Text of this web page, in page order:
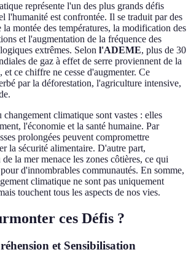
représente l'un des plus grands défis
l'humanité est confrontée. Il se traduit par des
la montée des températures, la modification des
et l'augmentation de la fréquence des
extrêmes. Selon l'ADEME, plus de 30
de gaz à effet de serre proviennent de la
ce chiffre ne cesse d'augmenter. Ce
par la déforestation, l'agriculture intensive,
changement climatique sont vastes : elles
l'économie et la santé humaine. Par
prolongées peuvent compromettre
la sécurité alimentaire. D'autre part,
la mer menace les zones côtières, ce qui
d'innombrables communautés. En somme,
climatique ne sont pas uniquement
touchent tous les aspects de nos vies.
ces Défis ?
et Sensibilisation